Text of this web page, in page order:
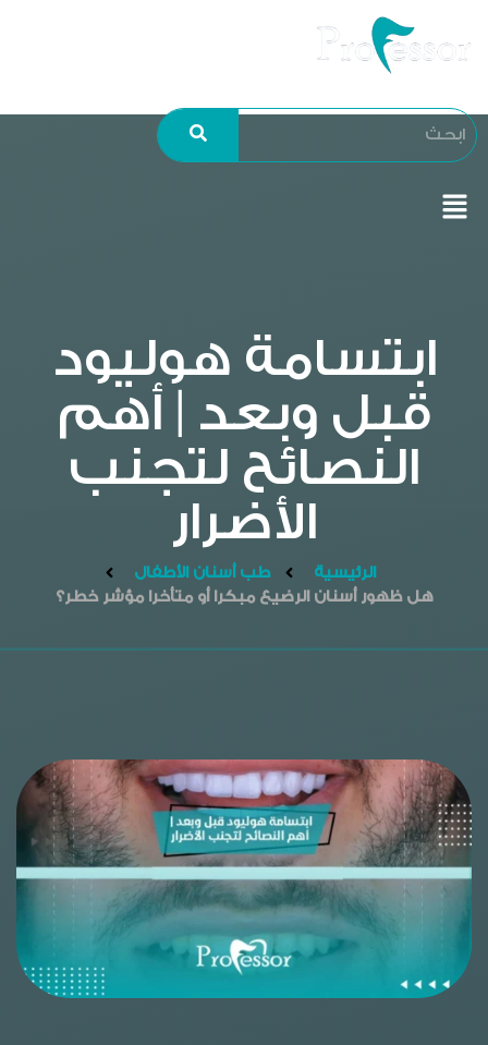
ابتسامة هوليود
قبل وبعد | أهم
النصائح لتجنب
الأضرار
الرئيسية
طب أسنان الأطفال
هل ظهور أسنان الرضيع مبكرا أو متأخرا مؤشر خطر؟